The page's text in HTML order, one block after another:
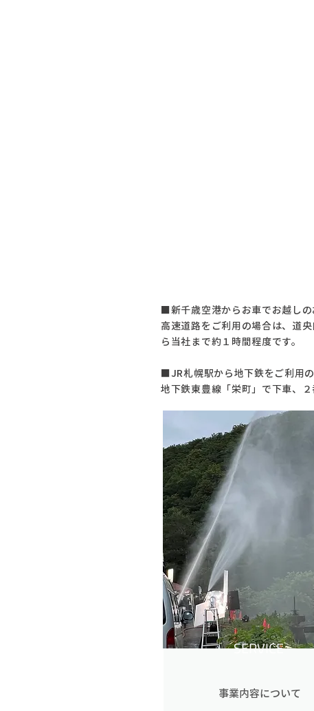
■新千歳空港からお車でお越し
高速道路をご利用の場合は、道
ら当社まで約１時間程度です。
■JR札幌駅から地下鉄をご利用
地下鉄東豊線「栄町」で下車、
SERVICE
事業内容について